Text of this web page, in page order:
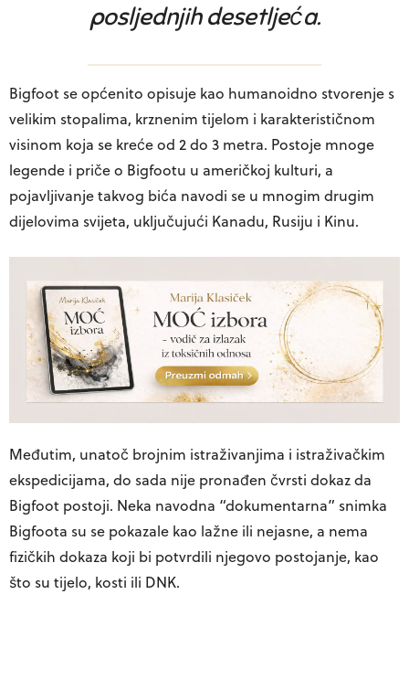
posljednjih desetljeća.
Bigfoot se općenito opisuje kao humanoidno stvorenje s
velikim stopalima, krznenim tijelom i karakterističnom
visinom koja se kreće od 2 do 3 metra. Postoje mnoge
legende i priče o Bigfootu u američkoj kulturi, a
pojavljivanje takvog bića navodi se u mnogim drugim
dijelovima svijeta, uključujući Kanadu, Rusiju i Kinu.
Međutim, unatoč brojnim istraživanjima i istraživačkim
ekspedicijama, do sada nije pronađen čvrsti dokaz da
Bigfoot postoji. Neka navodna “dokumentarna” snimka
Bigfoota su se pokazale kao lažne ili nejasne, a nema
fizičkih dokaza koji bi potvrdili njegovo postojanje, kao
što su tijelo, kosti ili DNK.